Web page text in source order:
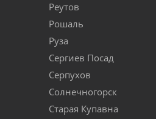
Реутов
Рошаль
Руза
Сергиев Посад
Серпухов
Солнечногорск
Старая Купавна